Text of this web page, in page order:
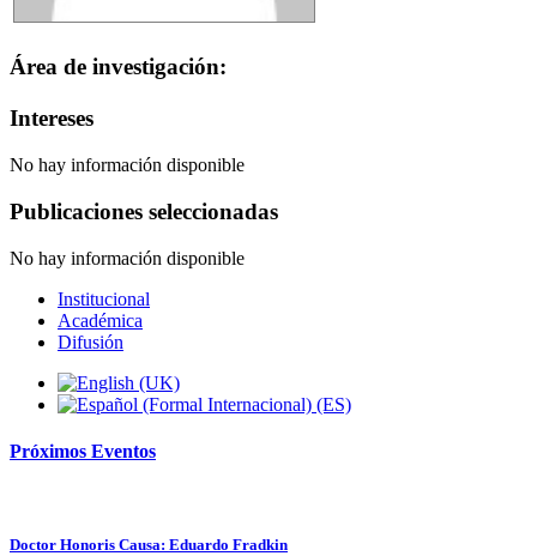
Área de investigación:
Intereses
No hay información disponible
Publicaciones seleccionadas
No hay información disponible
Institucional
Académica
Difusión
Próximos Eventos
Doctor Honoris Causa: Eduardo Fradkin